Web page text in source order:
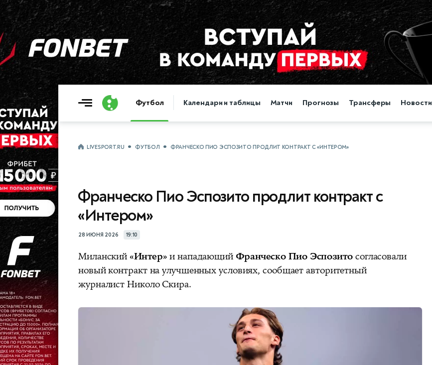
Футбол Календари и таблицы Матчи Прогнозы Трансферы Новости
LIVESPORT.RU ФУТБОЛ ФРАНЧЕСКО ПИО ЭСПОЗИТО ПРОДЛИТ КОНТРАКТ С «ИНТЕРОМ»
Франческо Пио Эспозито продлит контракт с
«Интером»
28 ИЮНЯ 2026 19:10
Миланский«Интер»и нападающий Франческо Пио Эспозитосогласовали
новый контракт на улучшенных условиях, сообщает авторитетный
журналист Николо Скира.